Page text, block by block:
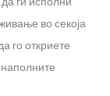
во секоја
го откриете